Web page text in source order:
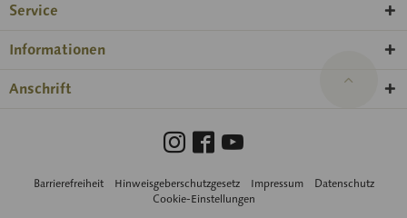
Service
Informationen
Anschrift
Barrierefreiheit Hinweisgeberschutzgesetz Impressum
Datenschutz
Cookie-Einstellungen